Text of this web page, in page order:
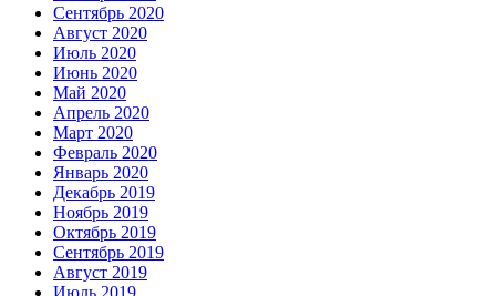
Сентябрь 2020
Август 2020
Июль 2020
Июнь 2020
Май 2020
Апрель 2020
Март 2020
Февраль 2020
Январь 2020
Декабрь 2019
Ноябрь 2019
Октябрь 2019
Сентябрь 2019
Август 2019
Июль 2019